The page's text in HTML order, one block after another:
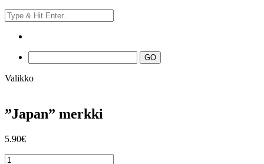
Valikko
”Japan” merkki
5.90€
"Japan"